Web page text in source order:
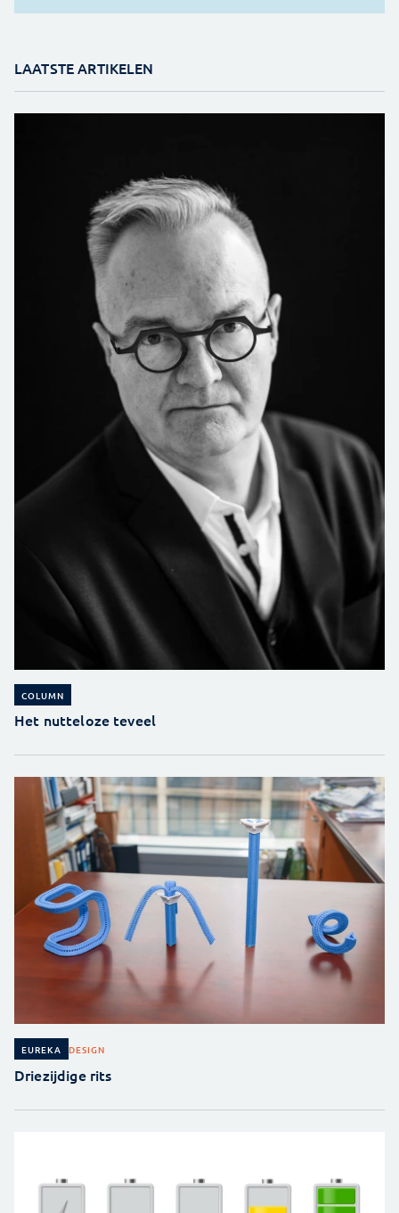
LAATSTE ARTIKELEN
COLUMN
Het nutteloze teveel
EUREKA DESIGN
Driezijdige rits